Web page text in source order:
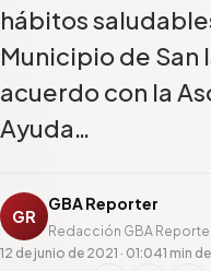
hábitos
Municipio de San
acuerdo con la
Ayuda…
GR
GBA Reporter
Redacción GBA
12 de junio de 2021 · 01:041 min